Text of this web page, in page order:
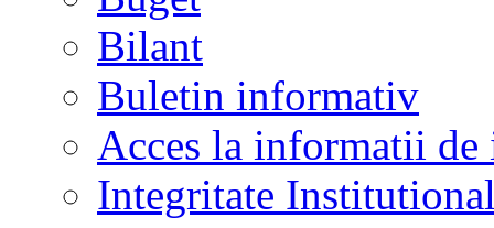
Bilant
Buletin informativ
Acces la informatii de
Integritate